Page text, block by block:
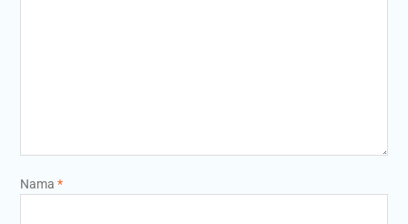
Nama *